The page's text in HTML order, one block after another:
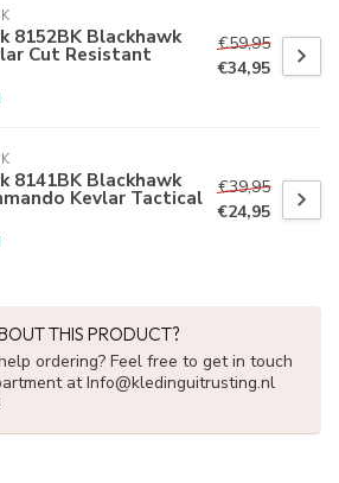
8152BK Blackhawk
Cut Resistant
€59,95
€34,95
8141BK Blackhawk
Kevlar Tactical
€39,95
€24,95
THIS PRODUCT?
ordering? Feel free to get in touch
atInfo@kledinguitrusting.nl